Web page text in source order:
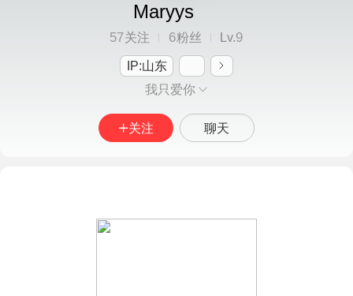
Maryys
57关注 6粉丝 Lv.9
IP:山东
我只爱你
关注 聊天